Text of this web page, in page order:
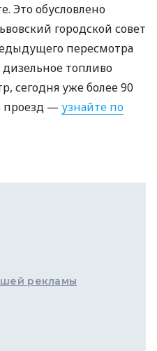
Это обусловлено
городской совет
пересмотра
топливо
сегодня уже более 90
проезд — узнайте по
рекламы